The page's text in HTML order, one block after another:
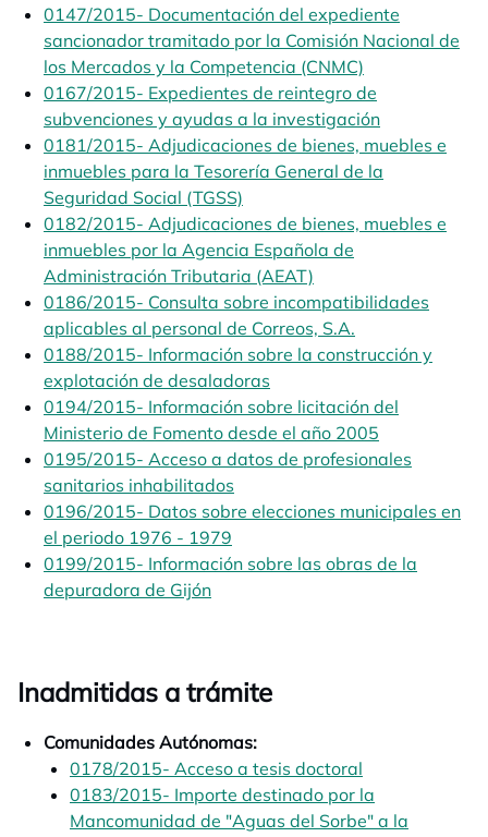
0147/2015- Documentación del expediente
sancionador tramitado por la Comisión Nacional de
los Mercados y la Competencia (CNMC)
0167/2015- Expedientes de reintegro de
subvenciones y ayudas a la investigación
0181/2015- Adjudicaciones de bienes, muebles e
inmuebles para la Tesorería General de la
Seguridad Social (TGSS)
0182/2015- Adjudicaciones de bienes, muebles e
inmuebles por la Agencia Española de
Administración Tributaria (AEAT)
0186/2015- Consulta sobre incompatibilidades
aplicables al personal de Correos, S.A.
0188/2015- Información sobre la construcción y
explotación de desaladoras
0194/2015- Información sobre licitación del
Ministerio de Fomento desde el año 2005
0195/2015- Acceso a datos de profesionales
sanitarios inhabilitados
0196/2015- Datos sobre elecciones municipales en
el periodo 1976 - 1979
0199/2015- Información sobre las obras de la
depuradora de Gijón
Inadmitidas a trámite
Comunidades Autónomas:
0178/2015- Acceso a tesis doctoral
0183/2015- Importe destinado por la
Mancomunidad de "Aguas del Sorbe" a la